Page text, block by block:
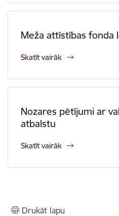
Meža attīstības fonda
Skatīt vairāk
Nozares pētījumi ar
atbalstu
Skatīt vairāk
Drukāt lapu